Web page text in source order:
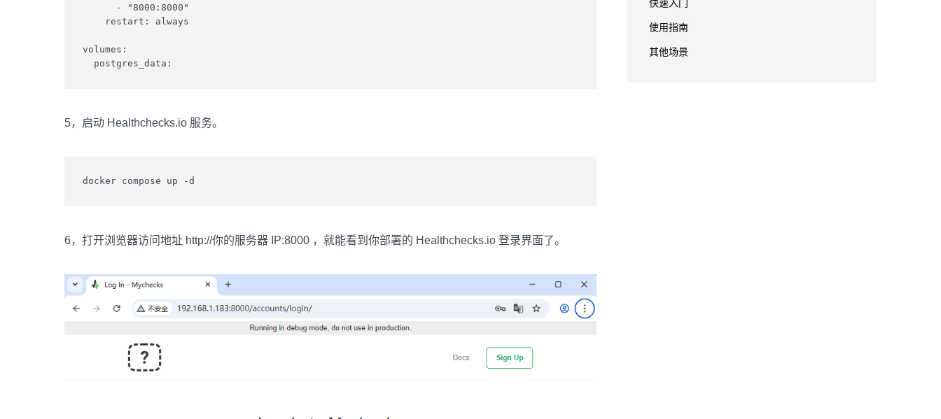
      - "8000:8000"
    restart: always
volumes:
  postgres_data:
5，启动 Healthchecks.io 服务。
docker compose up -d
6，打开浏览器访问地址 http://你的服务器 IP:8000 ，就能看到你部署的 Healthchecks.io 登录界面了。
快速入门
使用指南
其他场景